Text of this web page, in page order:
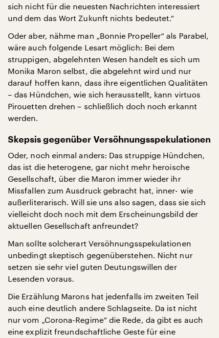
sich nicht für die neuesten Nachrichten interessiert
und dem das Wort Zukunft nichts bedeutet.“
Oder aber, nähme man „Bonnie Propeller“ als Parabel,
wäre auch folgende Lesart möglich: Bei dem
struppigen, abgelehnten Wesen handelt es sich um
Monika Maron selbst, die abgelehnt wird und nur
darauf hoffen kann, dass ihre eigentlichen Qualitäten
– das Hündchen, wie sich herausstellt, kann virtuos
Pirouetten drehen – schließlich doch noch erkannt
werden.
Skepsis gegenüber Versöhnungsspekulationen
Oder, noch einmal anders: Das struppige Hündchen,
das ist die heterogene, gar nicht mehr heroische
Gesellschaft, über die Maron immer wieder ihr
Missfallen zum Ausdruck gebracht hat, inner- wie
außerliterarisch. Will sie uns also sagen, dass sie sich
vielleicht doch noch mit dem Erscheinungsbild der
aktuellen Gesellschaft anfreundet?
Man sollte solcherart Versöhnungsspekulationen
unbedingt skeptisch gegenüberstehen. Nicht nur
setzen sie sehr viel guten Deutungswillen der
Lesenden voraus.
Die Erzählung Marons hat jedenfalls im zweiten Teil
auch eine deutlich andere Schlagseite. Da ist nicht
nur vom „Corona-Regime“ die Rede, da gibt es auch
eine explizit freundschaftliche Geste für eine